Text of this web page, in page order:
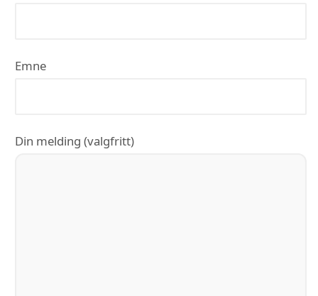
Emne
Din melding (valgfritt)